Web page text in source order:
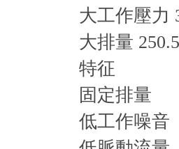
大工作壓力
大排量
特征
固定排量
低工作噪音